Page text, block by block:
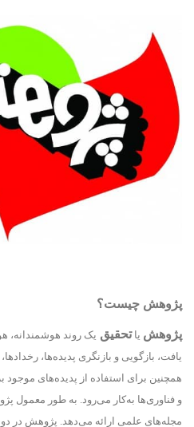
پژوهش چیست؟
پژوهش یاتحقیق یک روند هوشمندانه،
یافت، بازگویی و بازنگری پدیده‌ها،
همچنین برای استفاده از پدیده‌های
و فناوری‌ها به‌کار می‌رود. به طور معمول
مجله‌های علمی ارائه می‌دهد. پژوهش در